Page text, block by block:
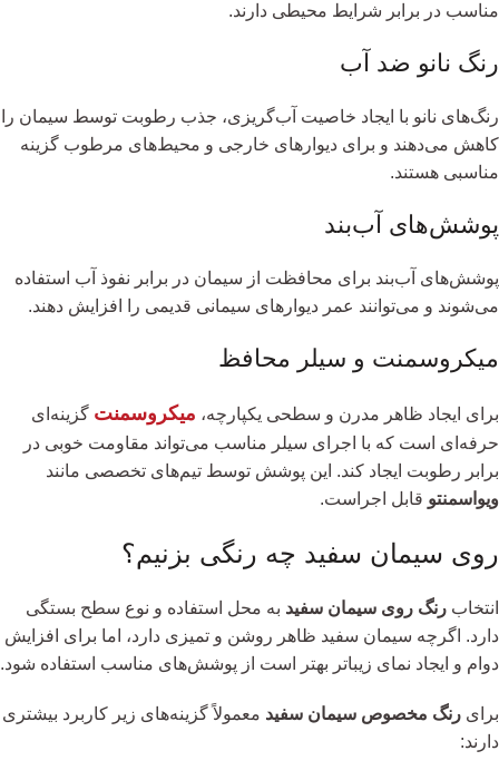
مناسب در برابر شرایط محیطی دارند.
رنگ نانو ضد آب
رنگ‌های نانو با ایجاد خاصیت آب‌گریزی، جذب رطوبت توسط سیمان را
کاهش می‌دهند و برای دیوارهای خارجی و محیط‌های مرطوب گزینه
مناسبی هستند.
پوشش‌های آب‌بند
پوشش‌های آب‌بند برای محافظت از سیمان در برابر نفوذ آب استفاده
می‌شوند و می‌توانند عمر دیوارهای سیمانی قدیمی را افزایش دهند.
میکروسمنت و سیلر محافظ
برای ایجاد ظاهر مدرن و سطحی یکپارچه، میکروسمنت گزینه‌ای
حرفه‌ای است که با اجرای سیلر مناسب می‌تواند مقاومت خوبی در
برابر رطوبت ایجاد کند. این پوشش توسط تیم‌های تخصصی مانند
ویواسمنتو قابل اجراست.
روی سیمان سفید چه رنگی بزنیم؟
انتخاب رنگ روی سیمان سفید به محل استفاده و نوع سطح بستگی
دارد. اگرچه سیمان سفید ظاهر روشن و تمیزی دارد، اما برای افزایش
دوام و ایجاد نمای زیباتر بهتر است از پوشش‌های مناسب استفاده شود.
برای رنگ مخصوص سیمان سفید معمولاً گزینه‌های زیر کاربرد بیشتری
دارند: